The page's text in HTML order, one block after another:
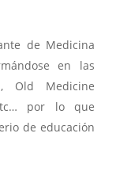
de Medicina
en las
Old Medicine
por lo que
de educación